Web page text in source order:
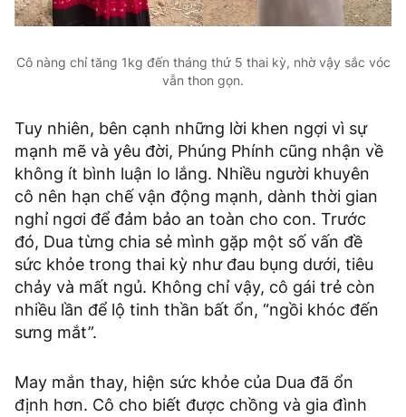
Cô nàng chỉ tăng 1kg đến tháng thứ 5 thai kỳ, nhờ vậy sắc vóc
vẫn thon gọn.
Tuy nhiên, bên cạnh những lời khen ngợi vì sự
mạnh mẽ và yêu đời, Phúng Phính cũng nhận về
không ít bình luận lo lắng. Nhiều người khuyên
cô nên hạn chế vận động mạnh, dành thời gian
nghỉ ngơi để đảm bảo an toàn cho con. Trước
đó, Dua từng chia sẻ mình gặp một số vấn đề
sức khỏe trong thai kỳ như đau bụng dưới, tiêu
chảy và mất ngủ. Không chỉ vậy, cô gái trẻ còn
nhiều lần để lộ tinh thần bất ổn, “ngồi khóc đến
sưng mắt”.
May mắn thay, hiện sức khỏe của Dua đã ổn
định hơn. Cô cho biết được chồng và gia đình